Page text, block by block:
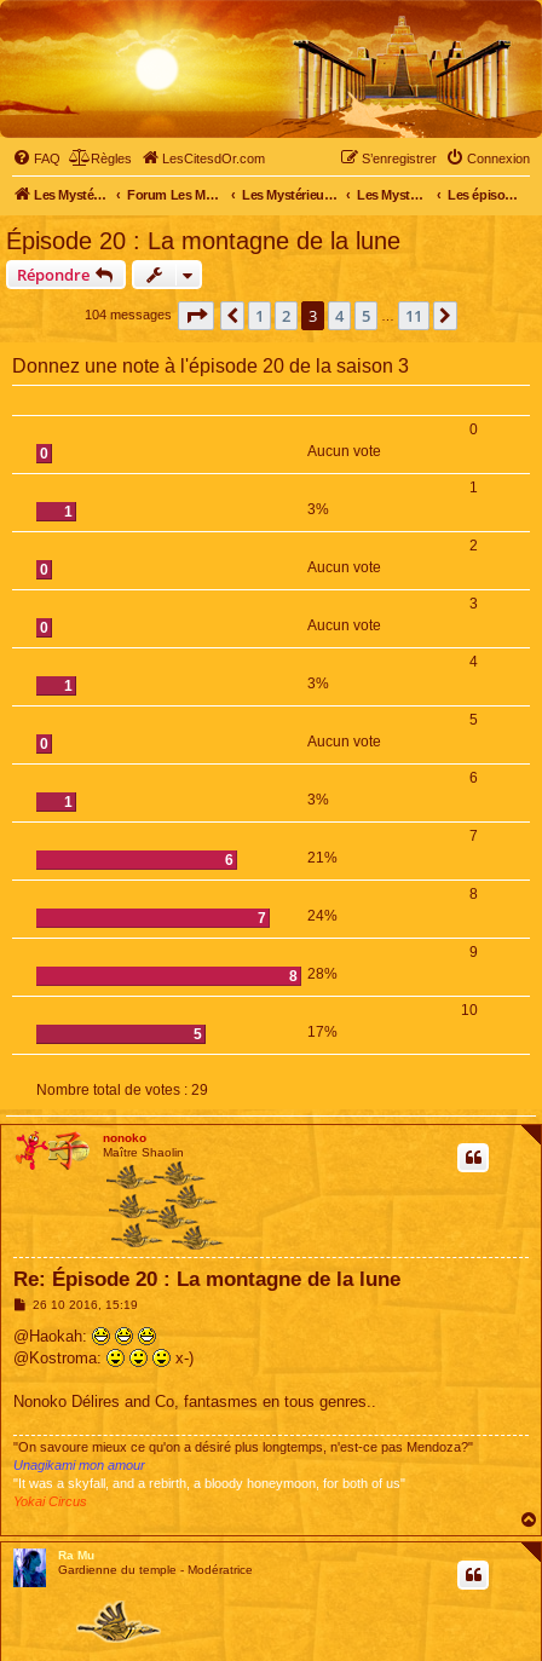
FAQ Règles LesCitesdOr.com Connexion
S’enregistrer
Les Mystérieuses Cités d'Or - LesCitesdOr.com Forum Les Mystérieuses Cités d'Or Les Mystérieuses Cités d'Or Les Mystérieuses Cités d'Or : saison 3 (2016) Les épisodes de la saison 3
Épisode 20 : La montagne de la lune
Répondre
104 messages Page sur11
Précédente
1 2 3 4 5 11 Suivante
Donnez une note à l'épisode 20 de la saison 3
0
0
Aucun vote
1
1
3%
2
0
Aucun vote
3
0
Aucun vote
4
1
3%
5
0
Aucun vote
6
1
3%
7
6
21%
8
7
24%
9
8 28%
10
5
17%
Nombre total de votes : 29
nonoko
Maître Shaolin
Re: Épisode 20 : La montagne de la lune
M
s
a
26 10 2016, 15:19
@Haokah:
@Kostroma:
x-)
Nonoko Délires and Co, fantasmes en tous genres..
"On savoure mieux ce qu'on a désiré plus longtemps, n'est-ce pas Mendoza?"
Unagikami mon amour
"It was a skyfall, and a rebirth, a bloody honeymoon, for both of us"
Yokai Circus
Ra Mu
Gardienne du temple - Modératrice